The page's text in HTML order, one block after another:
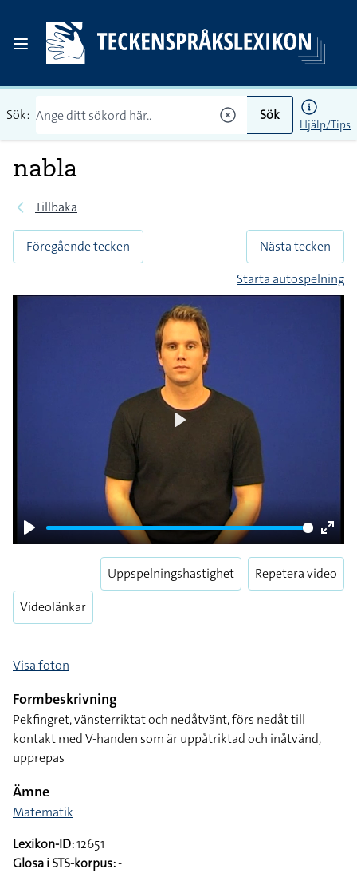
Sök: Sök
Hjälp/Tips
nabla
Tillbaka
Föregående tecken
Nästa tecken
Starta autospelning
Play
Enter
Videolänkar
Uppspelningshastighet Repetera video
Visa foton
Formbeskrivning
Pekfingret, vänsterriktat och nedåtvänt, förs nedåt till
kontakt med V-handen som är uppåtriktad och inåtvänd,
upprepas
Ämne
Matematik
Lexikon-ID:12651
Glosa i STS-korpus:-